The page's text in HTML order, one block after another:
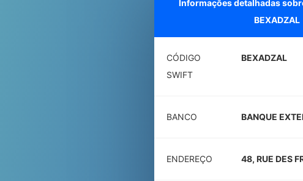
Informações detalhadas
BEXADZAL
CÓDIGO
SWIFT
BEXADZAL
BANCO BANQUE
ENDEREÇO 48, RUE DES